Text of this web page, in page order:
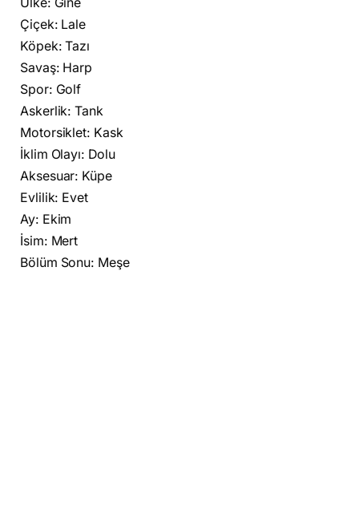
Ülke: Gine
Çiçek: Lale
Köpek: Tazı
Savaş: Harp
Spor: Golf
Askerlik: Tank
Motorsiklet: Kask
İklim Olayı: Dolu
Aksesuar: Küpe
Evlilik: Evet
Ay: Ekim
İsim: Mert
Bölüm Sonu: Meşe